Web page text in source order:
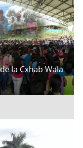
la Cxhab Wala